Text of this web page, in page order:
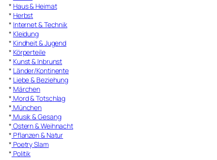
* Haus & Heimat
* Herbst
* Internet & Technik
* Kleidung
* Kindheit & Jugend
* Körperteile
* Kunst & Inbrunst
* Länder/Kontinente
* Liebe & Beziehung
* Märchen
* Mord & Totschlag
* München
* Musik & Gesang
* Ostern & Weihnacht
* Pflanzen & Natur
* Poetry Slam
* Politik